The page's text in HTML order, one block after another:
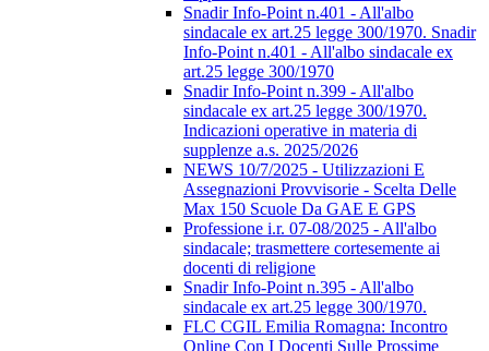
Snadir Info-Point n.401 - All'albo
sindacale ex art.25 legge 300/1970. Snadir
Info-Point n.401 - All'albo sindacale ex
art.25 legge 300/1970
Snadir Info-Point n.399 - All'albo
sindacale ex art.25 legge 300/1970.
Indicazioni operative in materia di
supplenze a.s. 2025/2026
NEWS 10/7/2025 - Utilizzazioni E
Assegnazioni Provvisorie - Scelta Delle
Max 150 Scuole Da GAE E GPS
Professione i.r. 07-08/2025 - All'albo
sindacale; trasmettere cortesemente ai
docenti di religione
Snadir Info-Point n.395 - All'albo
sindacale ex art.25 legge 300/1970.
FLC CGIL Emilia Romagna: Incontro
Online Con I Docenti Sulle Prossime